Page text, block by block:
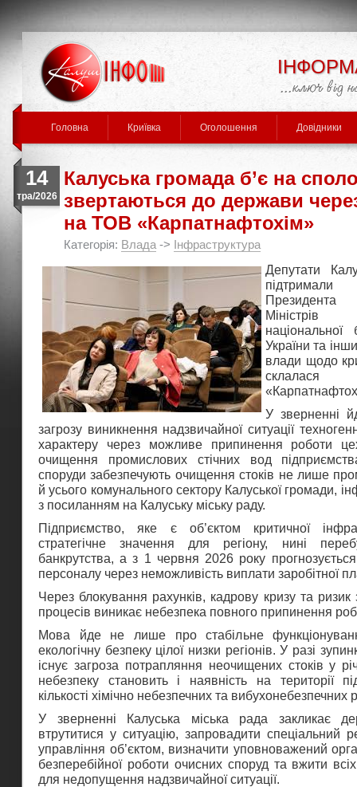
Головна Криївка Оголошення Довідники
14
тра/2026
Калуська громада б’є на
звертаються до держави
на ТОВ «Карпатнафтохім»
Категорія: Влада -> Інфраструктура
Депутати
Президента
України та
влади щодо
У зверненні
загрозу виникнення надзвичайної ситуації
характеру через можливе припинення роботи
очищення промислових стічних вод
споруди забезпечують очищення стоків не лише
й усього комунального сектору Калуської громади,
з посиланням на Калуську міську раду.
Підприємство, яке є об’єктом критичної
стратегічне значення для регіону, нині
банкрутства, а з 1 червня 2026 року
персоналу через неможливість виплати заробітної
Через блокування рахунків, кадрову кризу та
процесів виникає небезпека повного припинення
Мова йде не лише про стабільне
екологічну безпеку цілої низки регіонів. У разі
існує загроза потрапляння неочищених стоків у
небезпеку становить і наявність на території
кількості хімічно небезпечних та вибухонебезпечних
У зверненні Калуська міська рада закликає
втрутитися у ситуацію, запровадити спеціальний
управління об’єктом, визначити уповноважений
безперебійної роботи очисних споруд та вжити
для недопущення надзвичайної ситуації.